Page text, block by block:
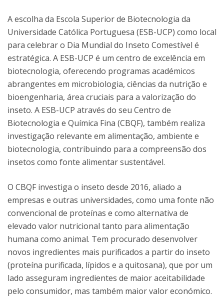
A escolha da Escola Superior de Biotecnologia da
Universidade Católica Portuguesa (ESB-UCP) como local
para celebrar o Dia Mundial do Inseto Comestível é
estratégica. A ESB-UCP é um centro de excelência em
biotecnologia, oferecendo programas académicos
abrangentes em microbiologia, ciências da nutrição e
bioengenharia, área cruciais para a valorização do
inseto. A ESB-UCP através do seu Centro de
Biotecnologia e Química Fina (CBQF), também realiza
investigação relevante em alimentação, ambiente e
biotecnologia, contribuindo para a compreensão dos
insetos como fonte alimentar sustentável.
O CBQF investiga o inseto desde 2016, aliado a
empresas e outras universidades, como uma fonte não
convencional de proteínas e como alternativa de
elevado valor nutricional tanto para alimentação
humana como animal. Tem procurado desenvolver
novos ingredientes mais purificados a partir do inseto
(proteína purificada, lípidos e a quitosana), que por um
lado asseguram ingredientes de maior aceitabilidade
pelo consumidor, mas também maior valor económico.